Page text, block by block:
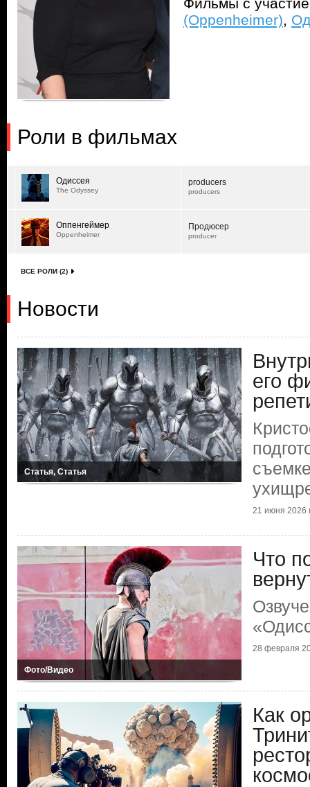
Фильмы с
(Oppenheimer),
Роли в фильмах
Одиссея
The Odyssey
producers
producers
Оппенгеймер
Oppenheimer
Продюсер
producer
ВСЕ РОЛИ (2)
Новости
Статья, Статья
его
21 июня 2026
Фото/Видео
Что
28 февраля
Как